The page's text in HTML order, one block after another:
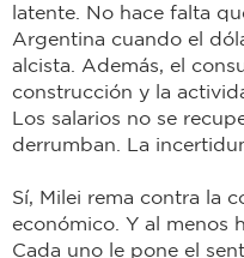
latente. No hace falta
Argentina cuando el
alcista. Además, el
construcción y la
Los salarios no se
derrumban. La
Sí, Milei rema contra la
económico. Y al menos
Cada uno le pone el